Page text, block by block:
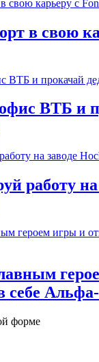
в свою
ВТБ и
работу на
себе
форме